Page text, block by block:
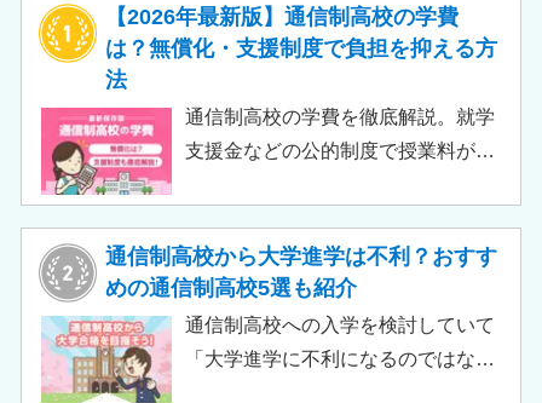
【2026年最新版】通信制高校の学費
は？無償化・支援制度で負担を抑える方
法
通信制高校の学費を徹底解説。就学
支援金などの公的制度で授業料が実
目安、申請時の注意点などをわかり
やすく解説します。費用負担を抑え
られるのでチェックしてみましょ
う。
通信制高校から大学進学は不利？おすす
めの通信制高校5選も紹介
通信制高校への入学を検討していて
「大学進学に不利になるのではない